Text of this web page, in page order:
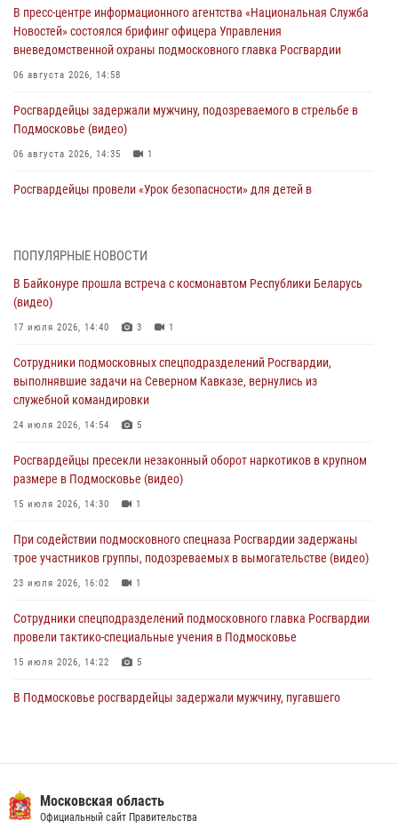
В пресс-центре информационного агентства «Национальная Служба
Новостей» состоялся брифинг офицера Управления
вневедомственной охраны подмосковного главка Росгвардии
06 августа 2026, 14:58
Росгвардейцы задержали мужчину, подозреваемого в стрельбе в
Подмосковье (видео)
06 августа 2026, 14:35 1
Росгвардейцы провели «Урок безопасности» для детей в
подозреваемые в организации незаконной миграции и
изготовлении поддельных документов (видео)
05 августа 2026, 15:48
Сотрудники спецподразделения подмосковного главка Росгвардии
отработали навыки огневой подготовки на комплексных учениях
04 августа 2026, 12:21
сигналам «Тревога» с охраняемых объектов в Подмосковье
04 августа 2026, 12:15
(видео)
03 августа 2026, 15:32
ПОПУЛЯРНЫЕ НОВОСТИ
В Байконуре прошла встреча с космонавтом Республики Беларусь
(видео)
17 июля 2026, 14:40 3 1
Сотрудники подмосковных спецподразделений Росгвардии,
выполнявшие задачи на Северном Кавказе, вернулись из
служебной командировки
24 июля 2026, 14:54 5
Росгвардейцы пресекли незаконный оборот наркотиков в крупном
размере в Подмосковье (видео)
15 июля 2026, 14:30 1
При содействии подмосковного спецназа Росгвардии задержаны
трое участников группы, подозреваемых в вымогательстве (видео)
23 июля 2026, 16:02 1
Сотрудники спецподразделений подмосковного главка Росгвардии
провели тактико-специальные учения в Подмосковье
15 июля 2026, 14:22 5
В Подмосковье росгвардейцы задержали мужчину, пугавшего
беспилотников в ДНР
22 июля 2026, 14:27
Московская область
Официальный сайт Правительства